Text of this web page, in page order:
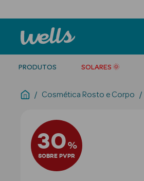
PRODUTOS SOLARES 🌞
Cosmética Rosto e Corpo
30%
SOBRE PVPR